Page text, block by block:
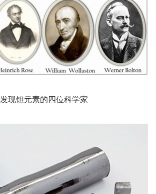
发现钽元素的四位科学家